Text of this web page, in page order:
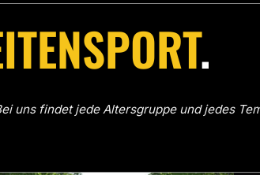
.
uns findet jede Altersgruppe und jedes